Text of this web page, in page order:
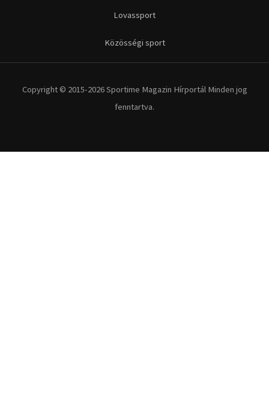
Lovassport
Közösségi sport
Copyright © 2015-2026 Sportime Magazin Hírportál Minden jog
fenntartva.